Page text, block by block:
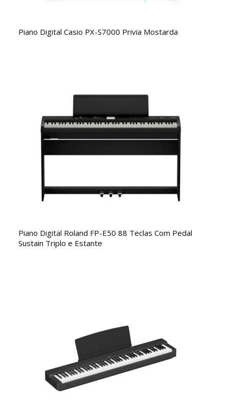
Piano Digital Casio PX-S7000 Privia Mostarda
Piano Digital Roland FP-E50 88 Teclas Com Pedal
Sustain Triplo e Estante